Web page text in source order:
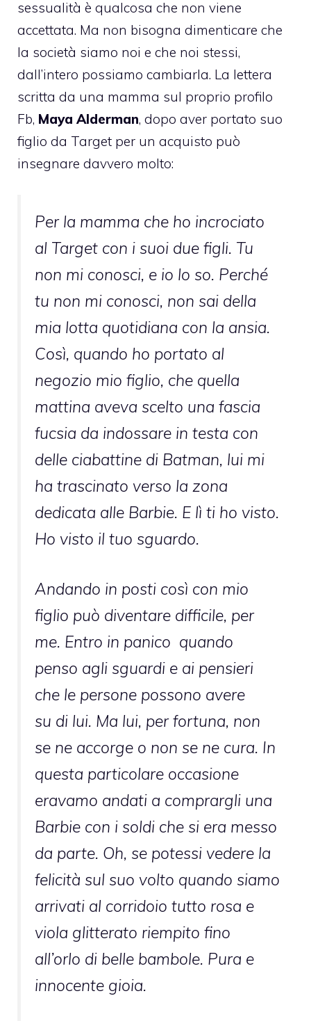
sessualità è qualcosa che non viene
accettata. Ma non bisogna dimenticare che
la società siamo noi e che noi stessi,
dall’intero possiamo cambiarla. La lettera
scritta da una mamma sul proprio profilo
Fb, Maya Alderman, dopo aver portato suo
figlio da Target per un acquisto può
insegnare davvero molto:
Per la mamma che ho incrociato
al Target con i suoi due figli. Tu
non mi conosci, e io lo so. Perché
tu non mi conosci, non sai della
mia lotta quotidiana con la ansia.
Così, quando ho portato al
negozio mio figlio, che quella
mattina aveva scelto una fascia
fucsia da indossare in testa con
delle ciabattine di Batman, lui mi
ha trascinato verso la zona
dedicata alle Barbie. E lì ti ho visto.
Ho visto il tuo sguardo.
Andando in posti così con mio
figlio può diventare difficile, per
me. Entro in panico quando
penso agli sguardi e ai pensieri
che le persone possono avere
su di lui. Ma lui, per fortuna, non
se ne accorge o non se ne cura. In
questa particolare occasione
eravamo andati a comprargli una
Barbie con i soldi che si era messo
da parte. Oh, se potessi vedere la
felicità sul suo volto quando siamo
arrivati al corridoio tutto rosa e
viola glitterato riempito fino
all’orlo di belle bambole. Pura e
innocente gioia.